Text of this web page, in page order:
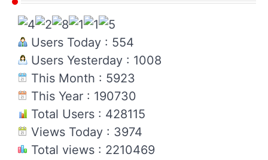
Users Today : 554
Users Yesterday : 1008
This Month : 5923
This Year : 190730
Total Users : 428115
Views Today : 3974
Total views : 2210469